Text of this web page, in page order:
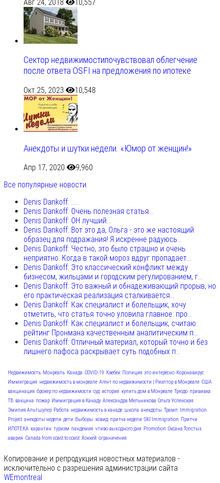
Авг 24, 2018 10,557
Сектор недвижимостипочувствовал облегчение
после ответа OSFI на предложения по ипотеке
Окт 25, 2023 10,548
Анекдоты и шутки недели. «Юмор от женщин!»
Апр 17, 2020
9,960
Все популярные новости
Denis Dankoff: .....
Denis Dankoff: Очень полезная статья...
Denis Dankoff: ОН лучший...
Denis Dankoff: Вот это да, Ольга - это же настоящий
образец для подражания! Я искренне радуюсь...
Denis Dankoff: Честно, это было страшно и очень
неприятно. Когда в такой мороз вдруг пропадает...
Denis Dankoff: Это классический конфликт между
бизнесом, жильцами и городским регулированием, г...
Denis Dankoff: Это важный и обнадеживающий прорыв, но
его практическая реализация сталкивается...
Denis Dankoff: Как специалист и болельщик, хочу
отметить, что статья точно уловила главное: про...
Denis Dankoff: Как специалист и болельщик, считаю
рейтинг Пронмана качественным аналитическим п...
Denis Dankoff: Отличный материал, который точно и без
лишнего пафоса раскрывает суть подобных п...
Недвижимость Монреаль Канада COVID-19 Квебек Полиция это интересно Коронавирус
Иммиграция недвижимость в монреале Агент по недвижимости | Риэлтор в Монреале США
вакцинация брокер по недвижимости суд история купить дом в Монреале Трюдо прививка
ТВ вакцина пожар Иммиграция в Канаду Александра Мельникова Ольга Успенская
Эмилия Альтшулер Работа недвижимость в канаде школа анекдоты Трамп
Immigration
Project анекдоты недели дети Выборы ковид притча недели SKI Immigration Притчи
ИПОТЕКА карантин туризм пандемия чтиво выходного дня Promotion Оксана Толстых
авария Canada from coast to coast Хоккей ограничения
Копирование и репродукция новостных материалов -
исключительно с разрешения администрации сайта
WEmontreal